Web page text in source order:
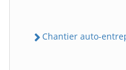
Chantier auto-